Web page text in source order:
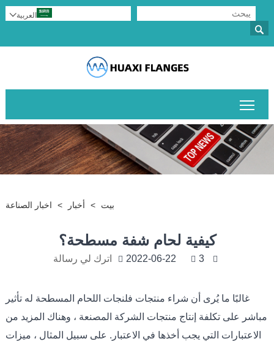

العربية
بيت > أخبار > اخبار الصناعة
كيفية لحام شفة مسطحة؟
2022-06-22 3 اترك لي رسالة
غالبًا ما يُرى أن شراء منتجات فلنجات اللحام المسطحة له تأثير
مباشر على تكلفة إنتاج منتجات الشركة المصنعة ، وهناك المزيد من
الاعتبارات التي يجب أخذها في الاعتبار. على سبيل المثال ، ميزات